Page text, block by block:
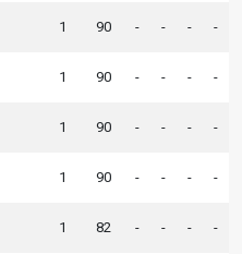
1 90 - - - -
1 90 - - - -
1 90 - - - -
1 90 - - - -
1 82 - - - -